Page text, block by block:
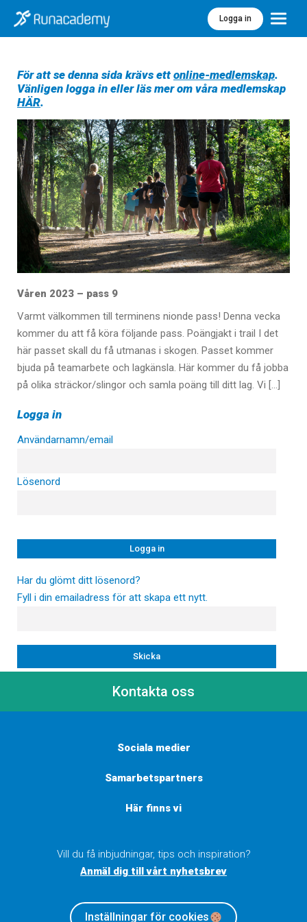
Logga in Meny
För att se denna sida krävs ett online-medlemskap.
Vänligen logga in eller läs mer om våra medlemskap
HÄR.
Våren 2023 – pass 9
Varmt välkommen till terminens nionde pass! Denna vecka
kommer du att få köra följande pass. Poängjakt i trail I det
här passet skall du få utmanas i skogen. Passet kommer
bjuda på teamarbete och lagkänsla. Här kommer du få jobba
på olika sträckor/slingor och samla poäng till ditt lag. Vi […]
Logga in
Användarnamn/email
Lösenord
Har du glömt ditt lösenord?
Fyll i din emailadress för att skapa ett nytt.
Kontakta oss
Sociala medier
Samarbetspartners
Här finns vi
Vill du få inbjudningar, tips och inspiration?
Anmäl dig till vårt nyhetsbrev
Inställningar för cookies